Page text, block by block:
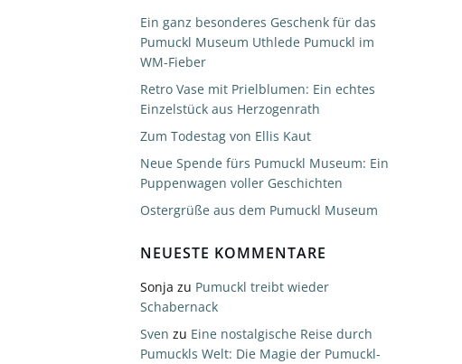
Ein ganz besonderes Geschenk für das
Pumuckl Museum Uthlede Pumuckl im
WM-Fieber
Retro Vase mit Prielblumen: Ein echtes
Einzelstück aus Herzogenrath
Zum Todestag von Ellis Kaut
Neue Spende fürs Pumuckl Museum: Ein
Puppenwagen voller Geschichten
Ostergrüße aus dem Pumuckl Museum
NEUESTE KOMMENTARE
Sonja zu Pumuckl treibt wieder
Schabernack
Sven zu Eine nostalgische Reise durch
Pumuckls Welt: Die Magie der Pumuckl-